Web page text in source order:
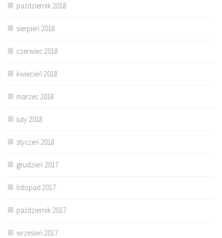
październik 2018
sierpień 2018
czerwiec 2018
kwiecień 2018
marzec 2018
luty 2018
styczeń 2018
grudzień 2017
listopad 2017
październik 2017
wrzesień 2017